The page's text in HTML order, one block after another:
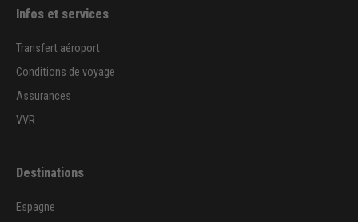
Infos et services
Transfert aéroport
Conditions de voyage
Assurances
VVR
Destinations
Espagne